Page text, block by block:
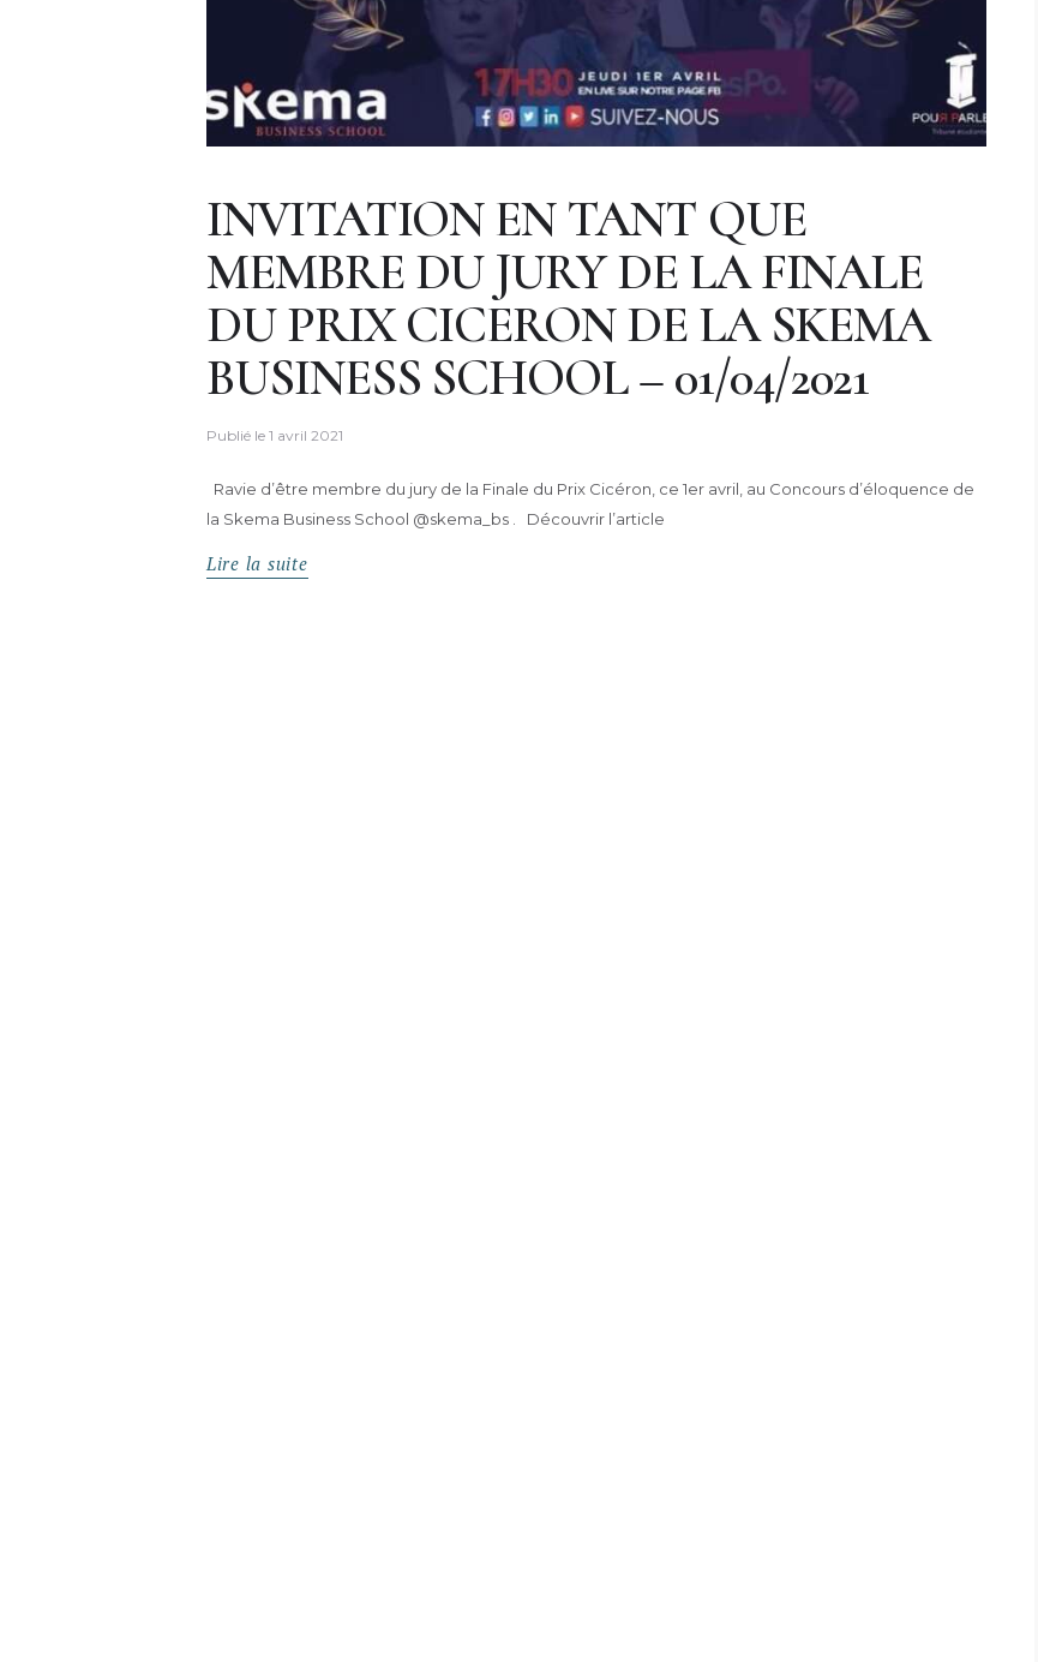
INVITATION EN TANT QUE
MEMBRE DU JURY DE LA FINALE
DU PRIX CICERON DE LA SKEMA
BUSINESS SCHOOL – 01/04/2021
Publié le 1 avril 2021
Ravie d’être membre du jury de la Finale du Prix Cicéron, ce 1er avril, au Concours d’éloquence de
la Skema Business School @skema_bs . Découvrir l’article
Lire la suite